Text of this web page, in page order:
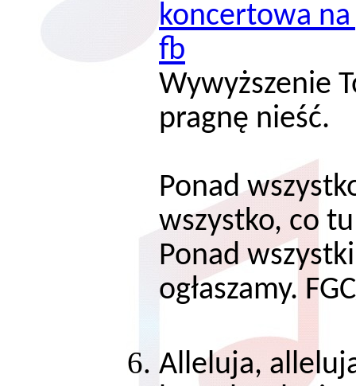
koncertowa na
fb
Wywyższenie
pragnę
Ponad
wszystko, co
Ponad
ogłaszamy.
Alleluja,